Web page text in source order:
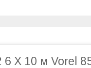
6 Х 10 м Vorel